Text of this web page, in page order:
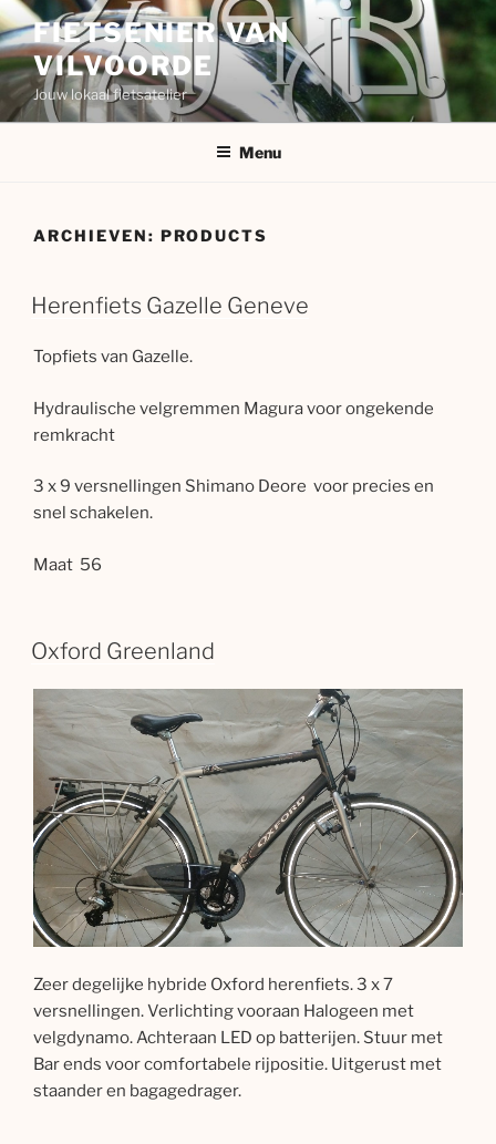
Spring
naar
de
inhoud
FIETSENIER VAN
VILVOORDE
Jouw lokaal fietsatelier
Menu
ARCHIEVEN: PRODUCTS
Herenfiets Gazelle Geneve
Topfiets van Gazelle.
Hydraulische velgremmen Magura voor ongekende
remkracht
3 x 9 versnellingen Shimano Deore voor precies en
snel schakelen.
Maat 56
Oxford Greenland
Zeer degelijke hybride Oxford herenfiets. 3 x 7
versnellingen. Verlichting vooraan Halogeen met
velgdynamo. Achteraan LED op batterijen. Stuur met
Bar ends voor comfortabele rijpositie. Uitgerust met
staander en bagagedrager.